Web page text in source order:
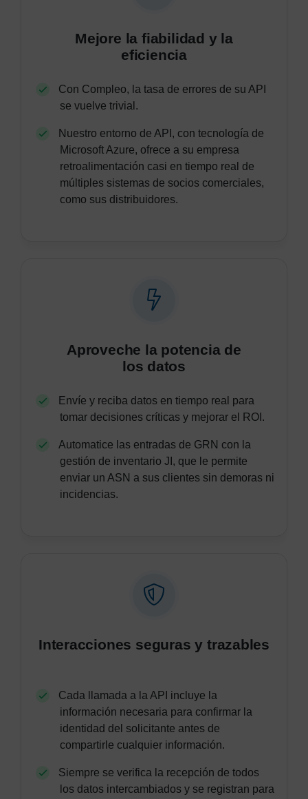
Mejore la fiabilidad y la
eficiencia
Con Compleo, la tasa de errores de su API
se vuelve trivial.
Nuestro entorno de API, con tecnología de
Microsoft Azure, ofrece a su empresa
retroalimentación casi en tiempo real de
múltiples sistemas de socios comerciales,
como sus distribuidores.
Aproveche la potencia de
los datos
Envíe y reciba datos en tiempo real para
tomar decisiones críticas y mejorar el ROI.
Automatice las entradas de GRN con la
gestión de inventario JI, que le permite
enviar un ASN a sus clientes sin demoras ni
incidencias.
Interacciones seguras y trazables
Cada llamada a la API incluye la
información necesaria para confirmar la
identidad del solicitante antes de
compartirle cualquier información.
Siempre se verifica la recepción de todos
los datos intercambiados y se registran para